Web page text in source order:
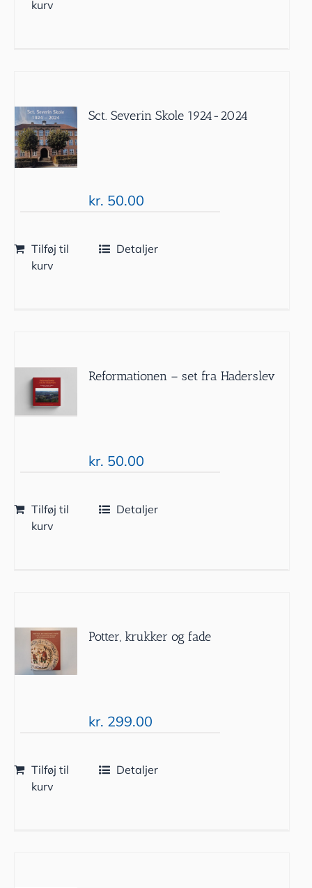
kurv
Sct. Severin Skole 1924-2024
kr. 50.00
Tilføj til
kurv
Detaljer
Reformationen – set fra Haderslev
kr. 50.00
Tilføj til
kurv
Detaljer
Potter, krukker og fade
kr. 299.00
Tilføj til
kurv
Detaljer